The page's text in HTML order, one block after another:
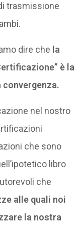
trasmissione
dire che la
è la
convergenza.
nel nostro
che sono
libro
che
alle quali noi
la nostra